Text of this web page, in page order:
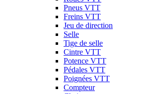
Pneus VTT
Freins VTT
Jeu de direction
Selle
Tige de selle
Cintre VTT
Potence VTT
Pédales VTT
Poignées VTT
Compteur